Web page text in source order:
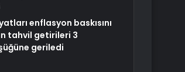
enflasyon baskısını
tahvil getirileri 3
geriledi